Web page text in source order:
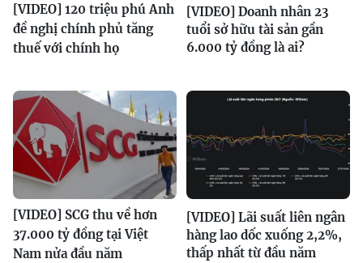
[VIDEO] 120 triệu phú Anh
đề nghị chính phủ tăng
thuế với chính họ
[VIDEO] Doanh nhân 23
tuổi sở hữu tài sản gần
6.000 tỷ đồng là ai?
[VIDEO] SCG thu về hơn
37.000 tỷ đồng tại Việt
Nam nửa đầu năm
[VIDEO] Lãi suất liên ngân
hàng lao dốc xuống 2,2%,
thấp nhất từ đầu năm